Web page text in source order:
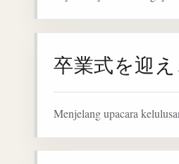
卒業式を迎
Menjelang upacara